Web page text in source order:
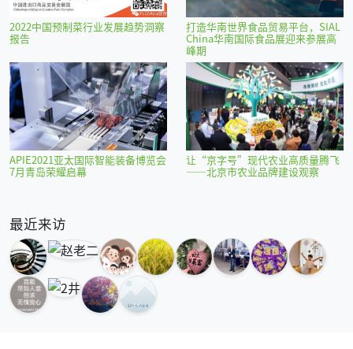
2022中国预制菜行业发展趋势洞察
报告
打造华南世界食品贸易平台，SIAL
China华南国际食品展迎来参展高
峰期
APIE2021亚太国际智能装备博览会
7月青岛荣耀启幕
让“京字号”现代农业高质量腾飞
——北京市农业品牌建设观察
最近来访